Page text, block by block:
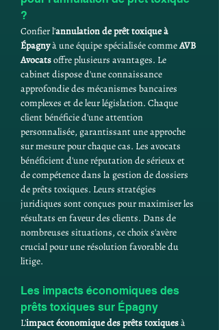
?
Confier l'annulation de prêt toxique à
Épagny à une équipe spécialisée comme AVB
Avocats offre plusieurs avantages. Le
cabinet dispose d'une connaissance
approfondie des mécanismes bancaires
complexes et de leur législation. Chaque
client bénéficie d'une attention
personnalisée, garantissant une approche
sur mesure pour chaque cas. Les avocats
bénéficient d'une réputation de sérieux et
de compétence dans la gestion de dossiers
de prêts toxiques. Leurs stratégies
juridiques sont conçues pour maximiser les
résultats en faveur des clients. Dans de
nombreuses situations, ce choix s'avère
crucial pour une résolution favorable du
litige.
Les impacts économiques des
prêts toxiques sur Épagny
L'impact économique des prêts toxiques à